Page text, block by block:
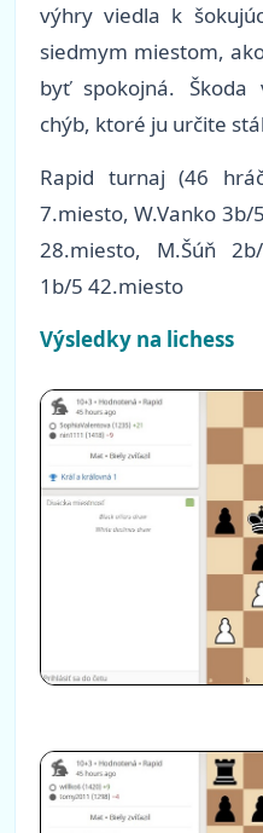
výhry viedla k
siedmym miestom,
byť spokojná. Škoda
chýb, ktoré ju určite
Rapid turnaj(46
7.miesto, W.Vanko 3b/
28.miesto, M.Šúň
1b/5 42.miesto
Výsledky na lichess